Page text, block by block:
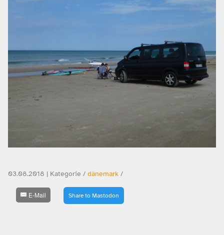
03.08.2018 | Kategorie / dänemark /
E-Mail Share to Mastodon